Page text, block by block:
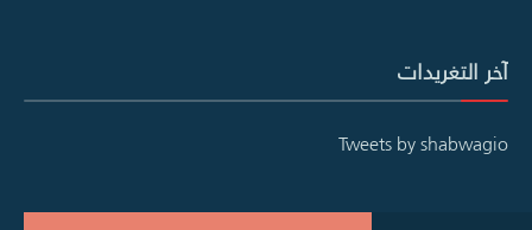
آخر التغريدات
Tweets by shabwagio